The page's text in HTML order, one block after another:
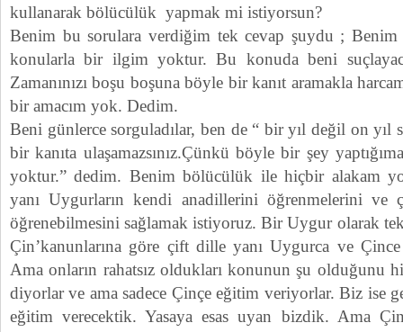
kullanarak bölücülük yapmak mi istiyorsun?
Benim bu sorulara verdiğim tek cevap şuydu ;
konularla bir ilgim yoktur. Bu konuda beni
Zamanınızı boşu boşuna böyle bir kanıt aramakla
bir amacım yok. Dedim.
Beni günlerce sorguladılar, ben de “ bir yıl değil on yıl
bir kanıta ulaşamazsınız.Çünkü böyle bir şey
yoktur.” dedim. Benim bölücülük ile hiçbir alakam
yanı Uygurların kendi anadillerini öğrenmelerini ve
öğrenebilmesini sağlamak istiyoruz. Bir Uygur olarak
Çin’kanunlarına göre çift dille yanı Uygurca ve
Ama onların rahatsız oldukları konunun şu olduğunu
diyorlar ve ama sadece Çinçe eğitim veriyorlar. Biz ise
eğitim verecektik. Yasaya esas uyan bizdik. Ama